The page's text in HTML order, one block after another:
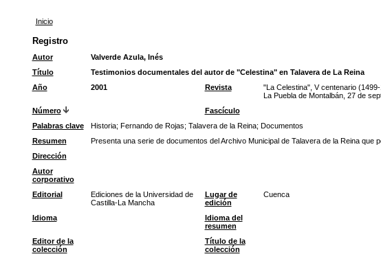
Inicio
Registro
Autor
Valverde Azula, Inés
Título
Testimonios documentales del autor de "Celestina" en Talavera de La Reina
Año
2001 Revista
"La Celestina", V centenario
La Puebla de Montalbán, 27 de
Número Fascículo
Palabras clave
Historia; Fernando de Rojas; Talavera de la Reina; Documentos
Resumen
Presenta una serie de documentos del Archivo Municipal de Talavera de la Reina que
Dirección
Autor
corporativo
Editorial
Ediciones de la Universidad de
Castilla-La Mancha
Lugar de
edición
Cuenca
Idioma
Idioma del
resumen
Editor de la
colección
Título de la
colección